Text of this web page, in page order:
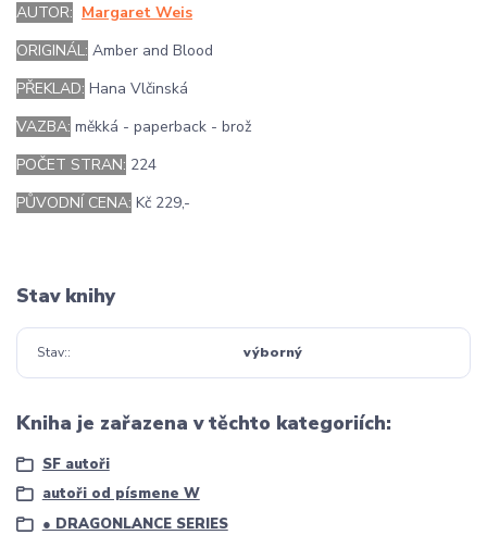
AUTOR: Margaret Weis
ORIGINÁL: Amber and Blood
PŘEKLAD: Hana Vlčinská
VAZBA: měkká - paperback - brož
POČET STRAN: 224
PŮVODNÍ CENA: Kč 229,-
Stav knihy
Stav: výborný
Kniha je zařazena v těchto kategoriích:
SF autoři
autoři od písmene W
● DRAGONLANCE SERIES